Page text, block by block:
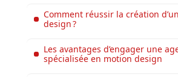
Comment réussir la création
design ?
Les avantages d’engager une
spécialisée en motion design